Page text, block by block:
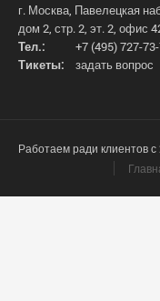
г. Москва, Павелецкая
дом 2, стр. 2, эт. 2, офис
Тел.:
+7 (495) 727-
Тикеты:
задать вопрос
Работаем ради клиентов